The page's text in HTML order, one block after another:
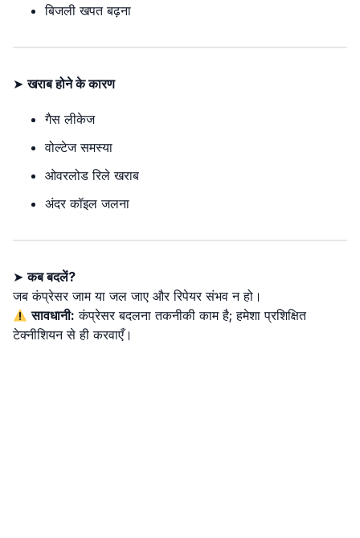
बिजली खपत बढ़ना
➤खराब होने के कारण
गैस लीकेज
वोल्टेज समस्या
ओवरलोड रिले खराब
अंदर कॉइल जलना
➤कब बदलें?
जब कंप्रेसर जाम या जल जाए और रिपेयर संभव न हो।
सावधानी: कंप्रेसर बदलना तकनीकी काम है; हमेशा प्रशिक्षित
टेक्नीशियन से ही करवाएँ।